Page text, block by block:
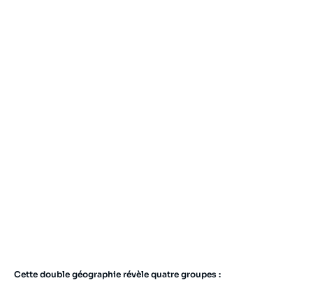
body
Cette double géographie révèle quatre groupes :